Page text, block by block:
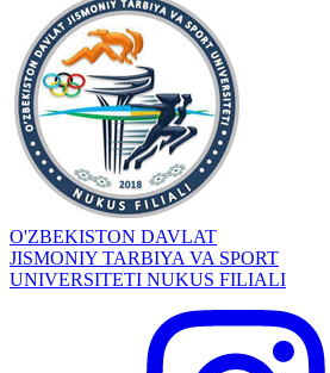
O'ZBEKISTON DAVLAT
JISMONIY TARBIYA VA SPORT
UNIVERSITETI NUKUS FILIALI